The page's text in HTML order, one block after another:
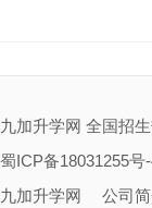
九加升学网 全国招
蜀ICP备18031255号
九加升学网
公司